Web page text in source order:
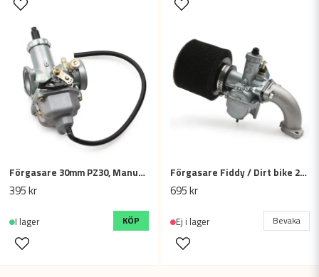
Förgasare 30mm PZ30, Manuell choke, Cross / Dirtbike 200cc - 250cc
395 kr
I lager KÖP
Förgasare Fiddy / Dirt bike 26mm Mikuni förgasare VM22 FörgasarKit, 125cc 140cc 150cc
695 kr
Ej i lager Bevaka